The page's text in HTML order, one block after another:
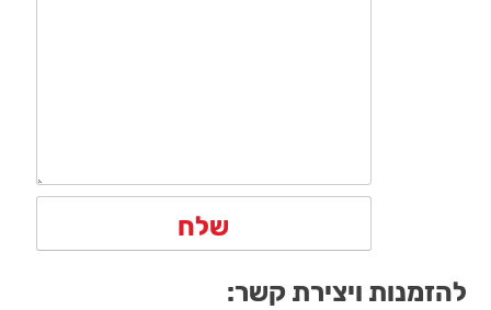
להזמנות ויצירת קשר: